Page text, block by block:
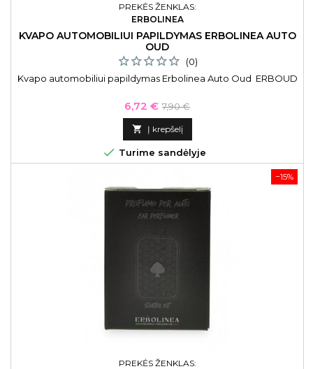
PREKĖS ŽENKLAS:
ERBOLINEA
KVAPO AUTOMOBILIUI PAPILDYMAS ERBOLINEA AUTO
OUD
(0)
Kvapo automobiliui papildymas Erbolinea Auto Oud ERBOUD
Kaina
6,72 € Bazinė
kaina
7,90 €
 Į krepšelį
 Turime sandėlyje
−15%
PREKĖS ŽENKLAS: